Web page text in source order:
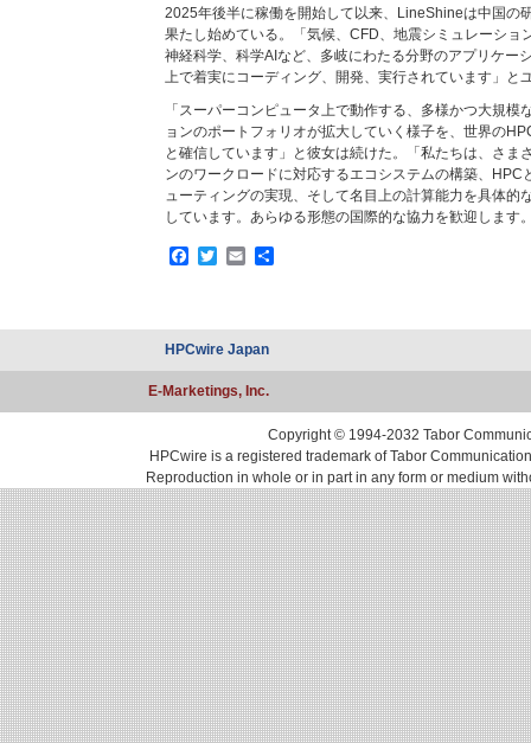
2025年後半に稼働を開始して以来、LineShineは中国の
果たし始めている。「気候、CFD、地震シミュレーショ
神経科学、科学AIなど、多岐にわたる分野のアプリケー
上で着実にコーディング、開発、実行されています」と
「スーパーコンピュータ上で動作する、多様かつ大規模
ョンのポートフォリオが拡大していく様子を、世界の
と確信しています」と彼女は続けた。「私たちは、さま
ンのワークロードに対応するエコシステムの構築、HPC
ューティングの実現、そして名目上の計算能力を具体的
しています。あらゆる形態の国際的な協力を歓迎します
Facebook
TwitterEmail
共
HPCwire Japan
E-Marketings, Inc.
Copyright © 1994-2032 Tabor
HPCwire is a registered trademark of Tabor
Reproduction in whole or in part in any form or medium